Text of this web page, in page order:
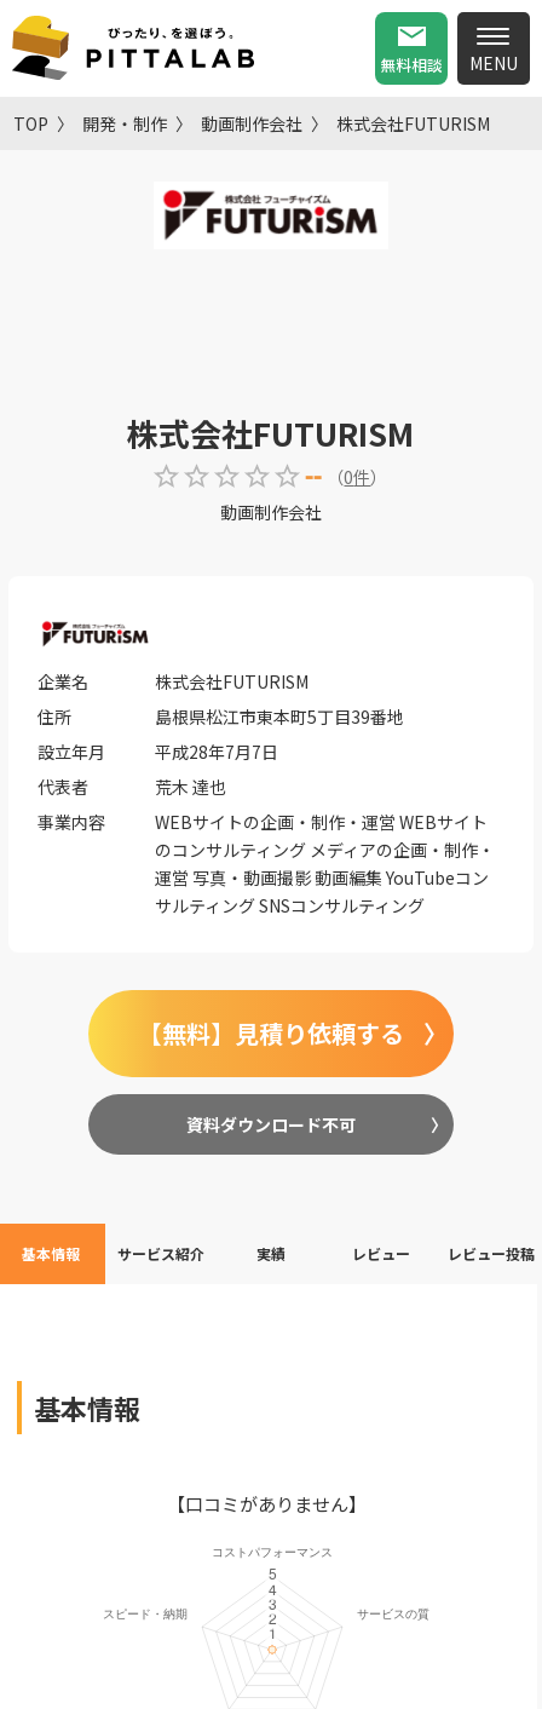
無料相談
TOP 開発・制作 動画制作会社 株式会社FUTURISM
株式会社FUTURISM
-- （0件）
動画制作会社
企業名
株式会社FUTURISM
住所
島根県松江市東本町5丁目39番地
設立年月
平成28年7月7日
代表者
荒木 達也
事業内容
WEBサイトの企画・制作・運営 WEBサイト
のコンサルティング メディアの企画・制作・
運営 写真・動画撮影 動画編集 YouTubeコン
サルティング SNSコンサルティング
【無料】見積り依頼する
資料ダウンロード不可
基本情報 サービス紹介 実績 レビュー レビュー投稿
基本情報
【口コミがありません】